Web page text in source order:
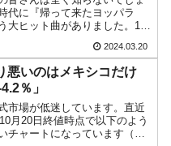
ではないのか？
1日当たり1,214.4億ドル」
左右される状態
在明。李在明を支持しな
ラ政策室長が告発された
代に『帰って来たヨッパラ
大ヒット曲がありました。131
「ザ・フォーク・クル
トピック」チャンネルアメリ
...
2024.03.20
悪いのはメキシコだけ
％」
市場が低迷しています。直近
月20日終値時点で以下のよう
チャートになっています（チ